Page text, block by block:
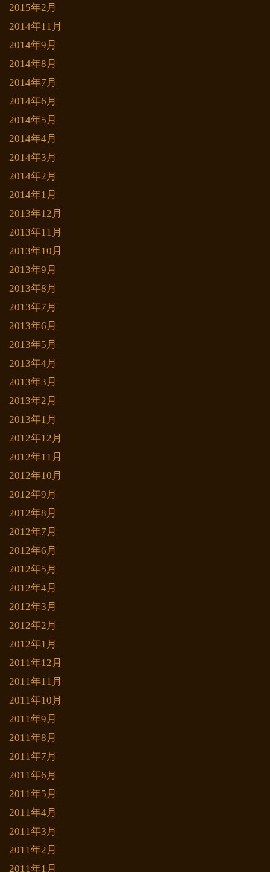
2015年2月
2014年11月
2014年9月
2014年8月
2014年7月
2014年6月
2014年5月
2014年4月
2014年3月
2014年2月
2014年1月
2013年12月
2013年11月
2013年10月
2013年9月
2013年8月
2013年7月
2013年6月
2013年5月
2013年4月
2013年3月
2013年2月
2013年1月
2012年12月
2012年11月
2012年10月
2012年9月
2012年8月
2012年7月
2012年6月
2012年5月
2012年4月
2012年3月
2012年2月
2012年1月
2011年12月
2011年11月
2011年10月
2011年9月
2011年8月
2011年7月
2011年6月
2011年5月
2011年4月
2011年3月
2011年2月
2011年1月